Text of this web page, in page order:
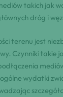
takich jak
dróg i
terenu jest
Czynniki takie
wydatki